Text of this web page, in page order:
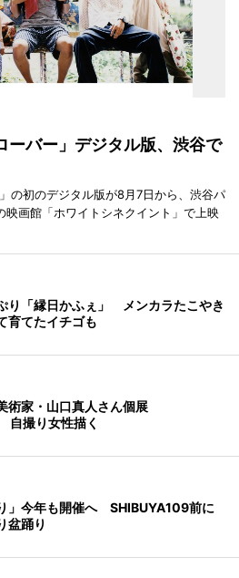
ーバー」デジタル版、渋谷で
の初のデジタル版が8月7日から、渋谷パ
映画館「ホワイトシネクイント」で上映
り「縁日かふぇ」 メンカラたこやき
育てたイチゴも
術家・山口真人さん個展
自撮り女性描く
」今年も開催へ SHIBUYA109前に
盆踊り